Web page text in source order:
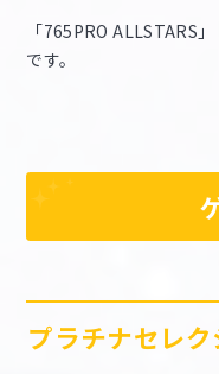
「765PRO ALLSTARS
です。
プラチナセレ